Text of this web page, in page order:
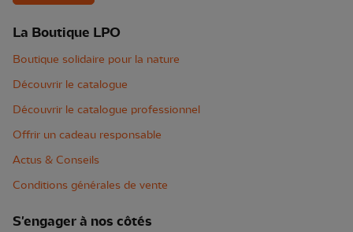
La Boutique LPO
Boutique solidaire pour la nature
Découvrir le catalogue
Découvrir le catalogue professionnel
Offrir un cadeau responsable
Actus & Conseils
Conditions générales de vente
S'engager à nos côtés